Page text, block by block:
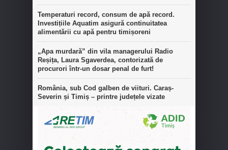
Temperaturi record, consum de apă record.
Investițiile Aquatim asigură continuitatea
alimentării cu apă pentru timișoreni
„Apa murdară” din vila managerului Radio
Reșița, Laura Sgaverdea, contorizată de
procurori într-un dosar penal de furt!
România, sub Cod galben de viituri. Caraș-
Severin și Timiș – printre județele vizate